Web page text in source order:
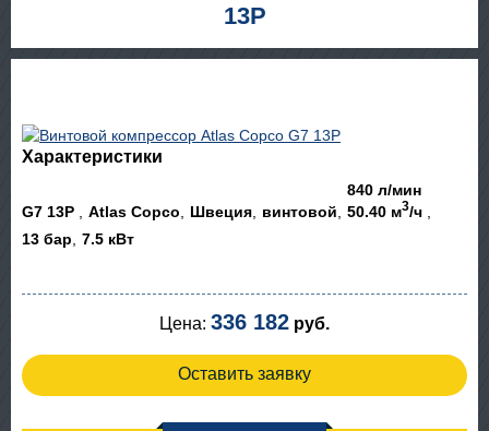
13P
Характеристики
G7 13P Atlas Copco Швеция винтовой
840 л/мин
50.40 м3/ч
13 бар
7.5 кВт
Цена: 336 182 руб.
Оставить заявку